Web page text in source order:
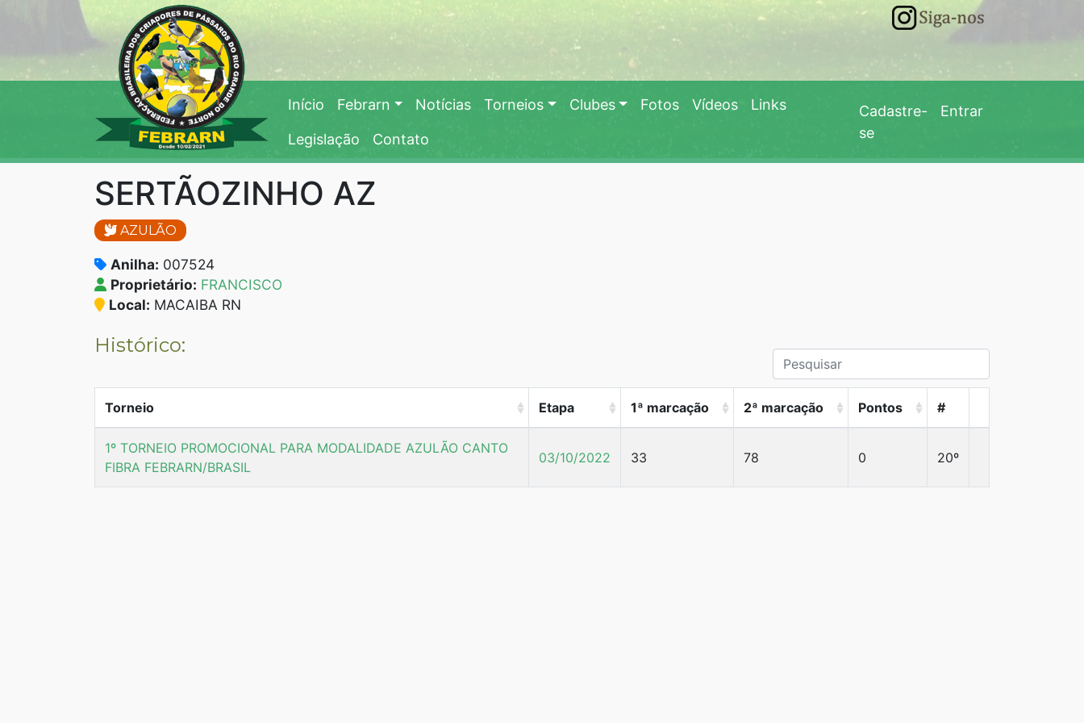
Início Febrarn Notícias Torneios Clubes Fotos Vídeos Links
Legislação Contato
Cadastre-
se
Entrar
SERTÃOZINHO AZ
AZULÃO
Anilha: 007524
Proprietário: FRANCISCO
Local: MACAIBA RN
Histórico:
Torneio Etapa 1ª marcação 2ª marcação Pontos #
1º TORNEIO PROMOCIONAL PARA MODALIDADE AZULÃO CANTO
FIBRA FEBRARN/BRASIL
03/10/2022 33 78 0 20º